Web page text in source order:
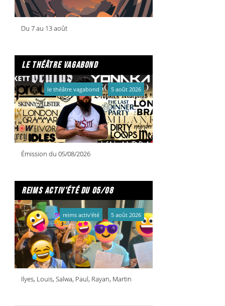
Du 7 au 13 août
le théâtre vagabond
Émission du 05/08/2026
le théâtre vagabond 5 août 2026
reims activ'été du 05/08
Ilyes, Louis, Salwa, Paul, Rayan, Martin
reims activ'été 5 août 2026